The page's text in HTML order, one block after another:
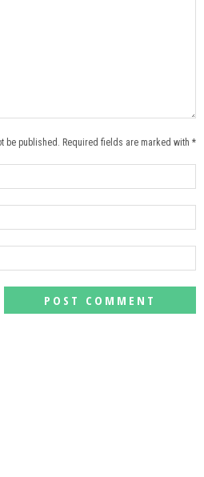
be published. Required fields are marked with *